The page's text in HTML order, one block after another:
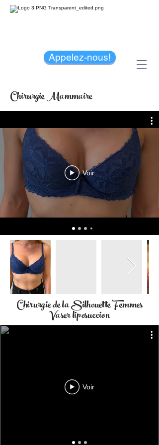
Appelez-nous!
Chirurgie Mammaire
Voir
Chirurgie de la Silhouette Femmes
Vaser liposuccion
Voir